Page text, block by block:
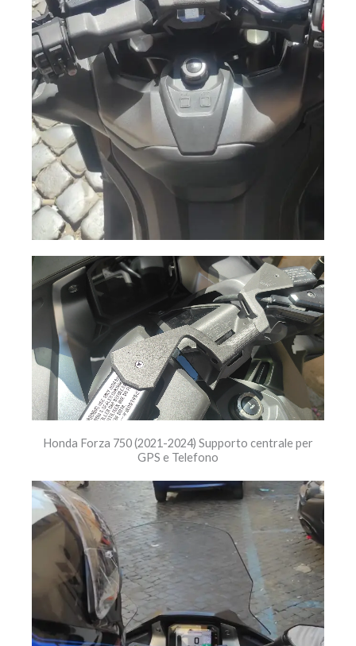
Honda Forza 750 (2021-2024) Supporto centrale per
GPS e Telefono